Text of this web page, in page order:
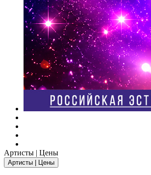
Артисты | Цены
Артисты | Цены